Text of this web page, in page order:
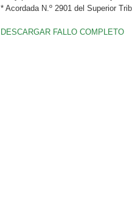
* Acordada N.º 2901 del Superior
DESCARGAR FALLO COMPLETO